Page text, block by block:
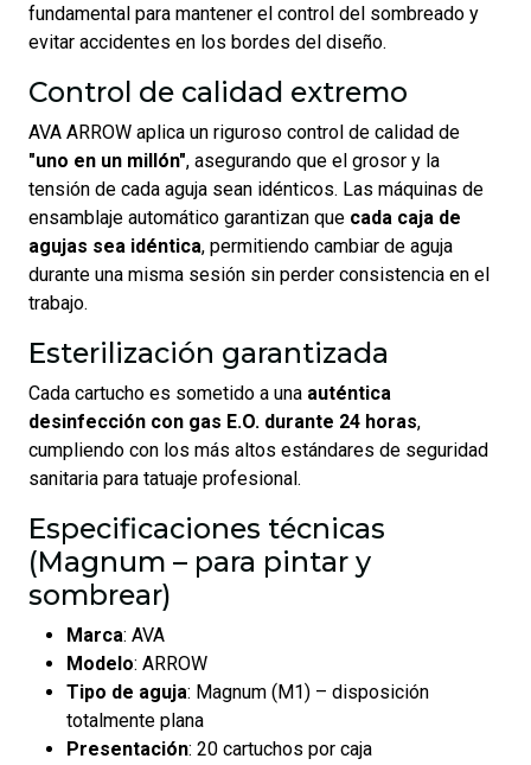
fundamental para mantener el control del sombreado y
evitar accidentes en los bordes del diseño.
Control de calidad extremo
AVA ARROW aplica un riguroso control de calidad de
"uno en un millón", asegurando que el grosor y la
tensión de cada aguja sean idénticos. Las máquinas de
ensamblaje automático garantizan que cada caja de
agujas sea idéntica, permitiendo cambiar de aguja
durante una misma sesión sin perder consistencia en el
trabajo.
Esterilización garantizada
Cada cartucho es sometido a una auténtica
desinfección con gas E.O. durante 24 horas,
cumpliendo con los más altos estándares de seguridad
sanitaria para tatuaje profesional.
Especificaciones técnicas
(Magnum – para pintar y
sombrear)
Marca: AVA
Modelo: ARROW
Tipo de aguja: Magnum (M1) – disposición
totalmente plana
Presentación: 20 cartuchos por caja